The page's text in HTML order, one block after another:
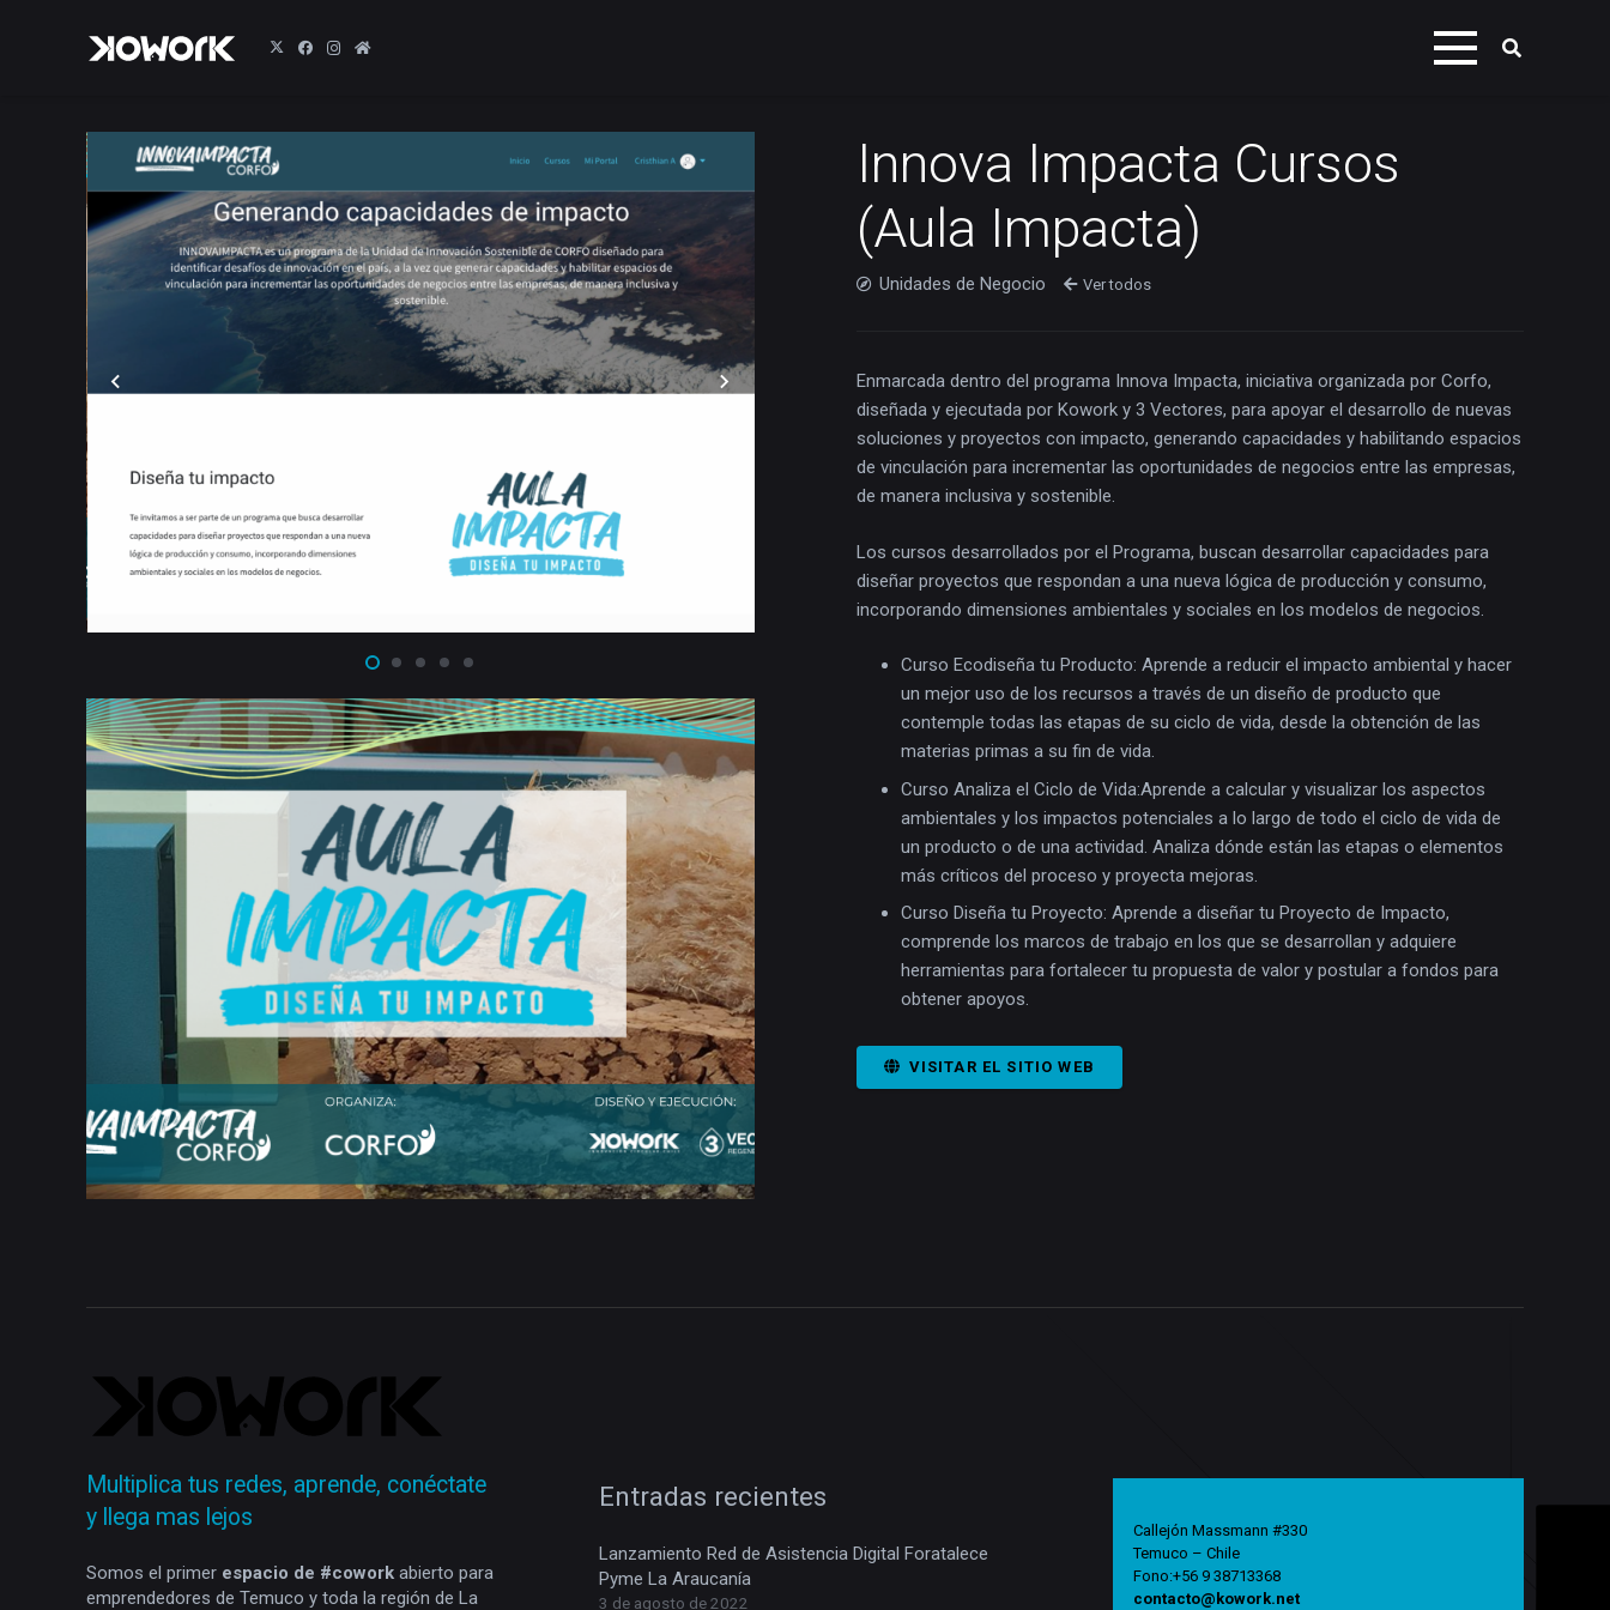
Innova Impacta Cursos
(Aula Impacta)
Unidades de Negocio Ver todos
Enmarcada dentro del programa Innova Impacta, iniciativa organizada por Corfo,
diseñada y ejecutada por Kowork y 3 Vectores, para apoyar el desarrollo de nuevas
soluciones y proyectos con impacto, generando capacidades y habilitando espacios
de vinculación para incrementar las oportunidades de negocios entre las empresas,
de manera inclusiva y sostenible.
Los cursos desarrollados por el Programa, buscan desarrollar capacidades para
diseñar proyectos que respondan a una nueva lógica de producción y consumo,
incorporando dimensiones ambientales y sociales en los modelos de negocios.
Curso Ecodiseña tu Producto: Aprende a reducir el impacto ambiental y hacer
un mejor uso de los recursos a través de un diseño de producto que
contemple todas las etapas de su ciclo de vida, desde la obtención de las
materias primas a su fin de vida.
Curso Analiza el Ciclo de Vida:Aprende a calcular y visualizar los aspectos
ambientales y los impactos potenciales a lo largo de todo el ciclo de vida de
un producto o de una actividad. Analiza dónde están las etapas o elementos
más críticos del proceso y proyecta mejoras.
Curso Diseña tu Proyecto: Aprende a diseñar tu Proyecto de Impacto,
comprende los marcos de trabajo en los que se desarrollan y adquiere
herramientas para fortalecer tu propuesta de valor y postular a fondos para
obtener apoyos.
VISITAR EL SITIO WEB
Multiplica tus redes, aprende, conéctate
y llega mas lejos
Somos el primer espacio de #cowork abierto para
emprendedores de Temuco y toda la región de La
Entradas recientes
Lanzamiento Red de Asistencia Digital Foratalece
Pyme La Araucanía
3 de agosto de 2022
Callejón Massmann #330
Temuco – Chile
Fono:+56 9 38713368
contacto@kowork.net